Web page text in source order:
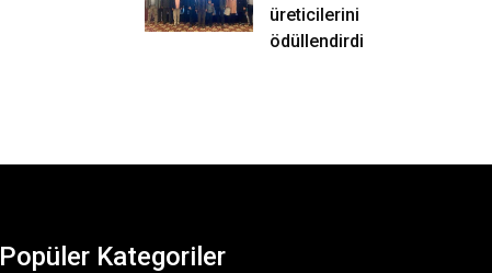
üreticilerini
ödüllendirdi
Popüler Kategoriler